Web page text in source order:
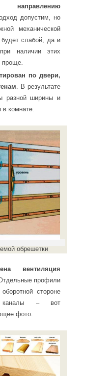
направлению
допустим, но
механической
будет слабой, да и
наличии этих
проще.
по двери,
. В результате
разной ширины и
в комнате.
обрешетки
вентиляция
профили
стороне
каналы – вот
фото.